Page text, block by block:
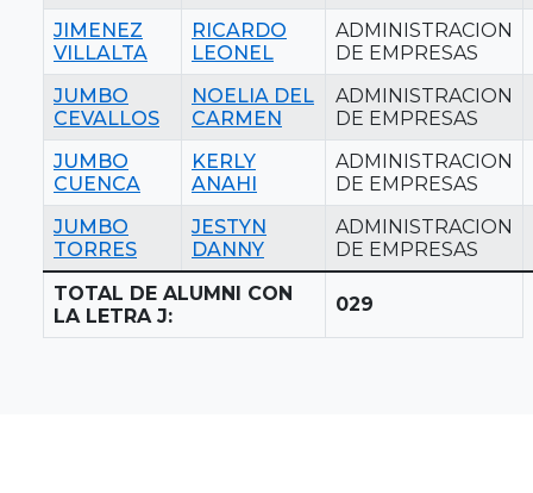
JIMENEZ
VILLALTA
RICARDO
LEONEL
ADMINISTRACION
DE EMPRESAS
JUMBO
CEVALLOS
NOELIA DEL
CARMEN
ADMINISTRACION
DE EMPRESAS
JUMBO
CUENCA
KERLY
ANAHI
ADMINISTRACION
DE EMPRESAS
JUMBO
TORRES
JESTYN
DANNY
ADMINISTRACION
DE EMPRESAS
TOTAL DE ALUMNI CON
LA LETRA J:
029